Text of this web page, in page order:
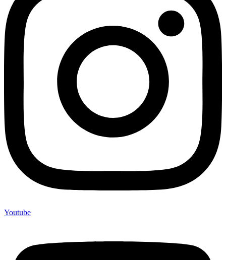
Youtube